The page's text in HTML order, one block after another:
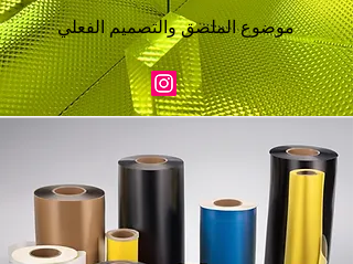
موضوع الملصق والتصميم الفعلي